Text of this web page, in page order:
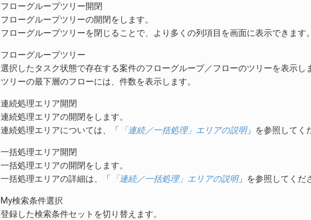
フローグループツリー開閉
フローグループツリーの開閉をします。
フローグループツリーを閉じることで、より多くの列項目を画面に表示できます。
フローグループツリー
選択したタスク状態で存在する案件のフローグループ／フローのツリーを表示し
ツリーの最下層のフローには、件数を表示します。
連続処理エリア開閉
連続処理エリアの開閉をします。
連続処理エリアについては、「
「連続／一括処理」エリアの説明」を参照してく
一括処理エリア開閉
一括処理エリアの開閉をします。
一括処理エリアの詳細は、「
「連続／一括処理」エリアの説明」を参照してくだ
My検索条件選択
登録した検索条件セットを切り替えます。